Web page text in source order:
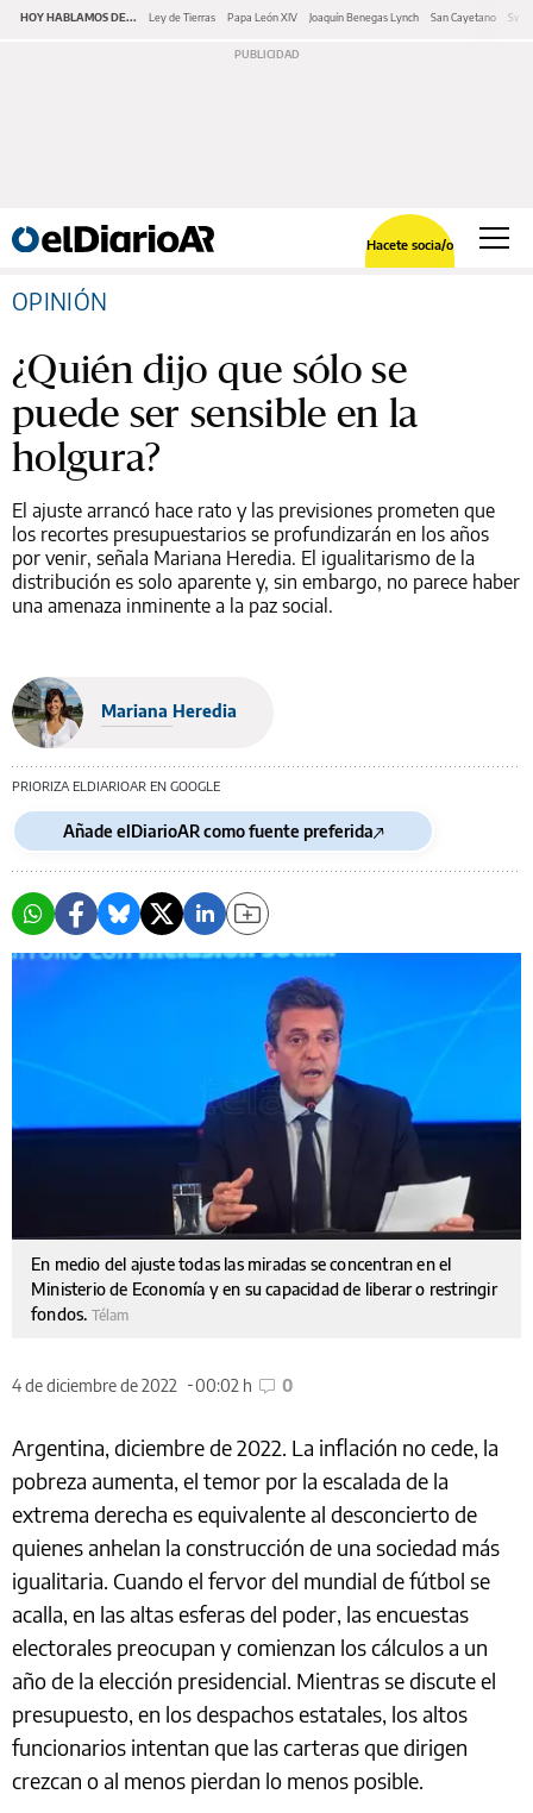
HOY HABLAMOS DE... Ley de Tierras Papa León XIV Joaquín Benegas Lynch San Cayetano
Hacete socia/o
OPINIÓN
¿Quién dijo que sólo se
puede ser sensible en la
holgura?
El ajuste arrancó hace rato y las previsiones prometen que
los recortes presupuestarios se profundizarán en los años
por venir, señala Mariana Heredia. El igualitarismo de la
distribución es solo aparente y, sin embargo, no parece haber
una amenaza inminente a la paz social.
Mariana Heredia
PRIORIZA ELDIARIOAR EN GOOGLE
Añade elDiarioAR como fuente preferida
En medio del ajuste todas las miradas se concentran en el
Ministerio de Economía y en su capacidad de liberar o restringir
fondos. Télam
4 de diciembre de 2022 00:02 h 0
Argentina, diciembre de 2022. La inflación no cede, la
pobreza aumenta, el temor por la escalada de la
extrema derecha es equivalente al desconcierto de
quienes anhelan la construcción de una sociedad más
igualitaria. Cuando el fervor del mundial de fútbol se
acalla, en las altas esferas del poder, las encuestas
electorales preocupan y comienzan los cálculos a un
año de la elección presidencial. Mientras se discute el
presupuesto, en los despachos estatales, los altos
funcionarios intentan que las carteras que dirigen
crezcan o al menos pierdan lo menos posible.